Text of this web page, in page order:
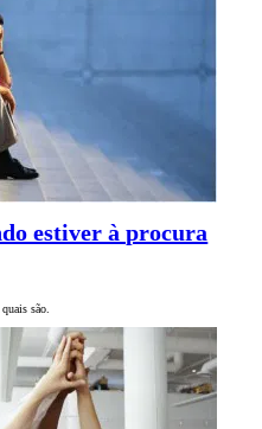
estiver à procura
são.